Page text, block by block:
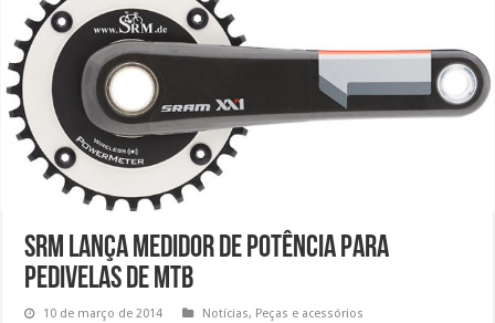
SRM lança medidor de potência para
pedivelas de MTB
10 de março de 2014 Notícias, Peças e acessórios